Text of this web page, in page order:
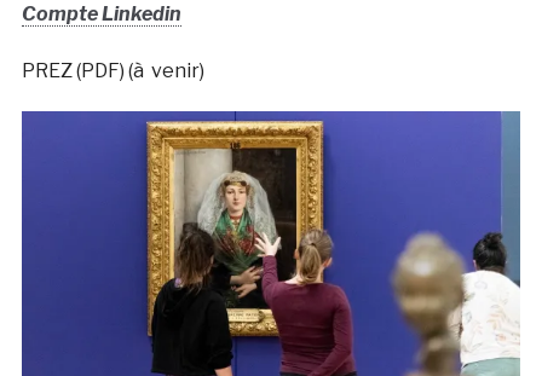
Compte Linkedin
PREZ (PDF) (à venir)